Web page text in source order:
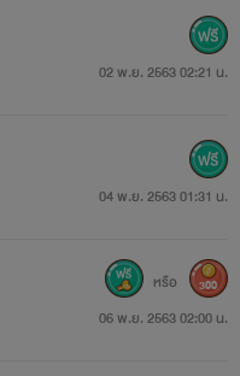
องทำให้เขายอม
02 พ.ย. 2563 02:21 น.
04 พ.ย. 2563 01:31 น.
06 พ.ย. 2563 02:00 น.
หรือ 300